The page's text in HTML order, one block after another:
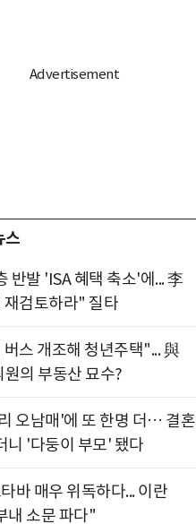
스
반발 'ISA 혜택 축소'에... 李
재검토하라" 질타
버스 개조해 청년주택"... 與
원의 부동산 묘수?
오남매'에 또 한명 더… 결혼
니 '다둥이 부모' 됐다
바 매우 위독하다... 이란
내 소문 파다"